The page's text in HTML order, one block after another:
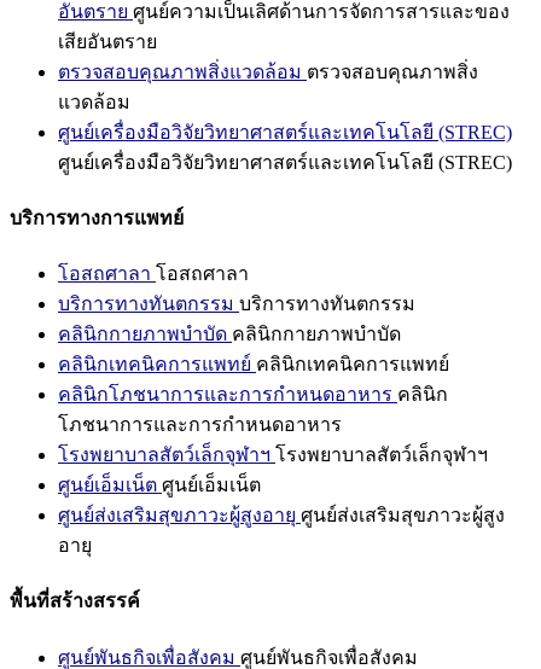
อันตราย ศูนย์ความเป็นเลิศด้านการจัดการสารและของ
เสียอันตราย
ตรวจสอบคุณภาพสิ่งแวดล้อม ตรวจสอบคุณภาพสิ่ง
แวดล้อม
ศูนย์เครื่องมือวิจัยวิทยาศาสตร์และเทคโนโลยี (STREC)
ศูนย์เครื่องมือวิจัยวิทยาศาสตร์และเทคโนโลยี (STREC)
บริการทางการแพทย์
โอสถศาลา โอสถศาลา
บริการทางทันตกรรม บริการทางทันตกรรม
คลินิกกายภาพบำบัด คลินิกกายภาพบำบัด
คลินิกเทคนิคการแพทย์ คลินิกเทคนิคการแพทย์
คลินิกโภชนาการและการกำหนดอาหาร คลินิก
โภชนาการและการกำหนดอาหาร
โรงพยาบาลสัตว์เล็กจุฬาฯ โรงพยาบาลสัตว์เล็กจุฬาฯ
ศูนย์เอ็มเน็ต ศูนย์เอ็มเน็ต
ศูนย์ส่งเสริมสุขภาวะผู้สูงอายุ ศูนย์ส่งเสริมสุขภาวะผู้สูง
อายุ
พื้นที่สร้างสรรค์
ศูนย์พันธกิจเพื่อสังคม ศูนย์พันธกิจเพื่อสังคม